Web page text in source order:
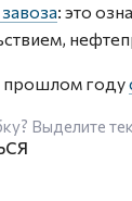
: это
прошлом году
Выделите